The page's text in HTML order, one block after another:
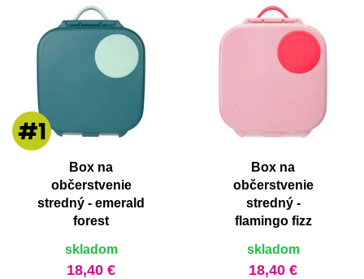
Box na
občerstvenie
stredný - emerald
forest
skladom
18,40 €
Box na
občerstvenie
stredný -
flamingo fizz
skladom
18,40 €